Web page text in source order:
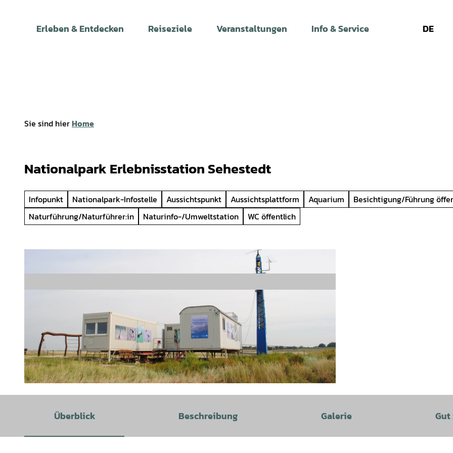
Erleben & Entdecken Reiseziele Veranstaltungen Info & Service DE
Sie sind hierHome
Nationalpark Erlebnisstation Sehestedt
Infopunkt Nationalpark-Infostelle Aussichtspunkt Aussichtsplattform Aquarium Besichtigung/Führung
Naturführung/Naturführer:in
Naturinfo-/Umweltstation WC öffentlich
Überblick Beschreibung Galerie Gut